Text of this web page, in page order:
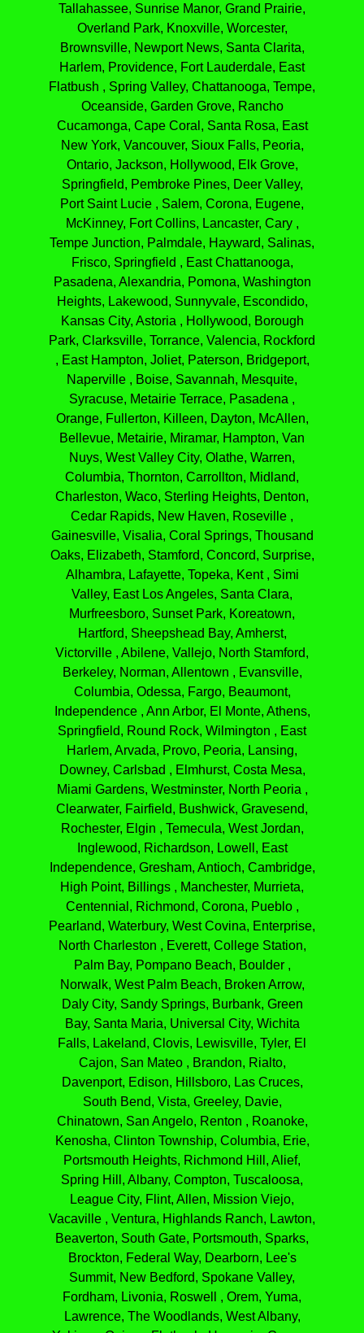
Tallahassee, Sunrise Manor, Grand Prairie,
Overland Park, Knoxville, Worcester,
Brownsville, Newport News, Santa Clarita,
Harlem, Providence, Fort Lauderdale, East
Flatbush , Spring Valley, Chattanooga, Tempe,
Oceanside, Garden Grove, Rancho
Cucamonga, Cape Coral, Santa Rosa, East
New York, Vancouver, Sioux Falls, Peoria,
Ontario, Jackson, Hollywood, Elk Grove,
Springfield, Pembroke Pines, Deer Valley,
Port Saint Lucie , Salem, Corona, Eugene,
McKinney, Fort Collins, Lancaster, Cary ,
Tempe Junction, Palmdale, Hayward, Salinas,
Frisco, Springfield , East Chattanooga,
Pasadena, Alexandria, Pomona, Washington
Heights, Lakewood, Sunnyvale, Escondido,
Kansas City, Astoria , Hollywood, Borough
Park, Clarksville, Torrance, Valencia, Rockford
, East Hampton, Joliet, Paterson, Bridgeport,
Naperville , Boise, Savannah, Mesquite,
Syracuse, Metairie Terrace, Pasadena ,
Orange, Fullerton, Killeen, Dayton, McAllen,
Bellevue, Metairie, Miramar, Hampton, Van
Nuys, West Valley City, Olathe, Warren,
Columbia, Thornton, Carrollton, Midland,
Charleston, Waco, Sterling Heights, Denton,
Cedar Rapids, New Haven, Roseville ,
Gainesville, Visalia, Coral Springs, Thousand
Oaks, Elizabeth, Stamford, Concord, Surprise,
Alhambra, Lafayette, Topeka, Kent , Simi
Valley, East Los Angeles, Santa Clara,
Murfreesboro, Sunset Park, Koreatown,
Hartford, Sheepshead Bay, Amherst,
Victorville , Abilene, Vallejo, North Stamford,
Berkeley, Norman, Allentown , Evansville,
Columbia, Odessa, Fargo, Beaumont,
Independence , Ann Arbor, El Monte, Athens,
Springfield, Round Rock, Wilmington , East
Harlem, Arvada, Provo, Peoria, Lansing,
Downey, Carlsbad , Elmhurst, Costa Mesa,
Miami Gardens, Westminster, North Peoria ,
Clearwater, Fairfield, Bushwick, Gravesend,
Rochester, Elgin , Temecula, West Jordan,
Inglewood, Richardson, Lowell, East
Independence, Gresham, Antioch, Cambridge,
High Point, Billings , Manchester, Murrieta,
Centennial, Richmond, Corona, Pueblo ,
Pearland, Waterbury, West Covina, Enterprise,
North Charleston , Everett, College Station,
Palm Bay, Pompano Beach, Boulder ,
Norwalk, West Palm Beach, Broken Arrow,
Daly City, Sandy Springs, Burbank, Green
Bay, Santa Maria, Universal City, Wichita
Falls, Lakeland, Clovis, Lewisville, Tyler, El
Cajon, San Mateo , Brandon, Rialto,
Davenport, Edison, Hillsboro, Las Cruces,
South Bend, Vista, Greeley, Davie,
Chinatown, San Angelo, Renton , Roanoke,
Kenosha, Clinton Township, Columbia, Erie,
Portsmouth Heights, Richmond Hill, Alief,
Spring Hill, Albany, Compton, Tuscaloosa,
League City, Flint, Allen, Mission Viejo,
Vacaville , Ventura, Highlands Ranch, Lawton,
Beaverton, South Gate, Portsmouth, Sparks,
Brockton, Federal Way, Dearborn, Lee's
Summit, New Bedford, Spokane Valley,
Fordham, Livonia, Roswell , Orem, Yuma,
Lawrence, The Woodlands, West Albany,